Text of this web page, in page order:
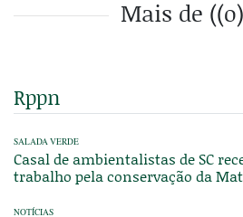
Mais de
Rppn
SALADA VERDE
Casal de ambientalistas de SC
trabalho pela conservação da
NOTÍCIAS